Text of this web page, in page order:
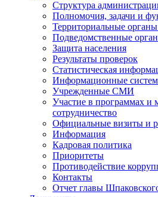
Структура
Полномочия, задачи и
Территориальные органы
Подведомственные
Защита населения
Результаты проверок
Статистическая
Информационные
Учрежденные СМИ
Участие в программах и
сотрудничество
Официальные визиты и
Информация
Кадровая политика
Приоритеты
Противодействие
Контакты
Отчет главы